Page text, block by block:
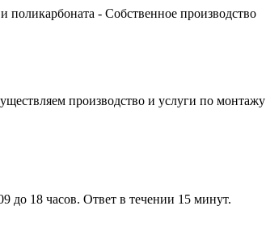
поликарбоната - Собственное производство
производство и услуги по монтажу
до 18 часов. Ответ в течении 15 минут.